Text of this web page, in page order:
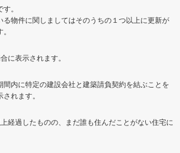
。
る物件に関しましてはそのうちの１つ以上に更新が
に表示されます。
内に特定の建設会社と建築請負契約を結ぶことを
れます。
経過したものの、まだ誰も住んだことがない住宅に